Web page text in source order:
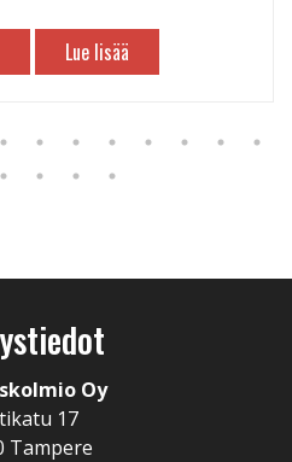
Lue lisää
Oy
17
Tampere